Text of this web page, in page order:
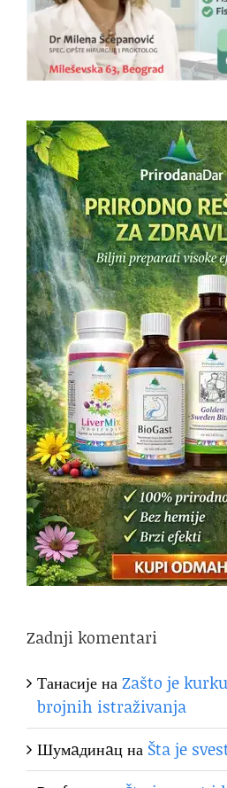
Zadnji komentari
ТанасијенаZašto je
brojnih istraživanja
Шумaдинaцна Šta je